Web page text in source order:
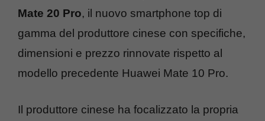
Mate 20 Pro, il nuovo smartphone top di
gamma del produttore cinese con specifiche,
dimensioni e prezzo rinnovate rispetto al
modello precedente Huawei Mate 10 Pro.
Il produttore cinese ha focalizzato la propria